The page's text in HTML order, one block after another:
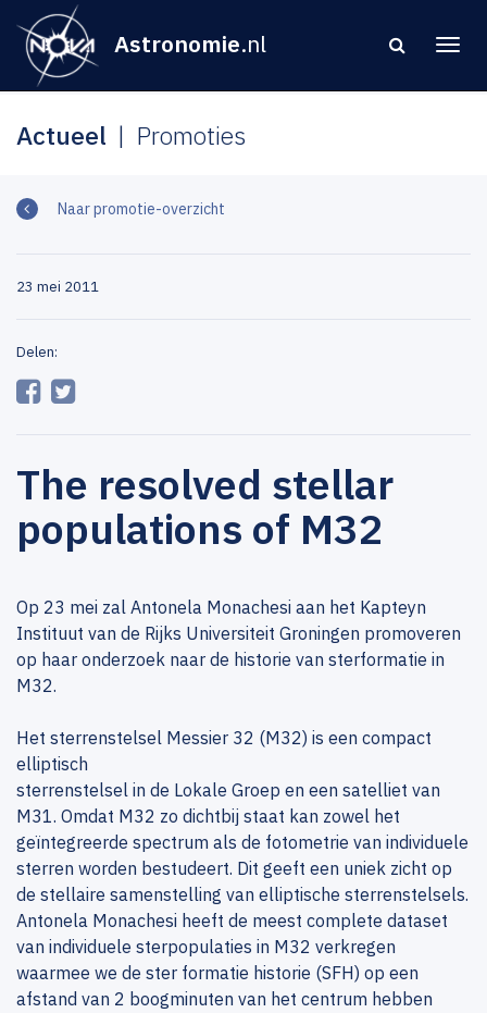
Astronomie.nl
Actueel Promoties
Naar promotie-overzicht
23 mei 2011
Delen:
The resolved stellar
populations of M32
Op 23 mei zal Antonela Monachesi aan het Kapteyn
Instituut van de Rijks Universiteit Groningen promoveren
op haar onderzoek naar de historie van sterformatie in
M32.
Het sterrenstelsel Messier 32 (M32) is een compact
elliptisch
sterrenstelsel in de Lokale Groep en een satelliet van
M31. Omdat M32 zo dichtbij staat kan zowel het
geïntegreerde spectrum als de fotometrie van individuele
sterren worden bestudeert. Dit geeft een uniek zicht op
de stellaire samenstelling van elliptische sterrenstelsels.
Antonela Monachesi heeft de meest complete dataset
van individuele sterpopulaties in M32 verkregen
waarmee we de ster formatie historie (SFH) op een
afstand van 2 boogminuten van het centrum hebben